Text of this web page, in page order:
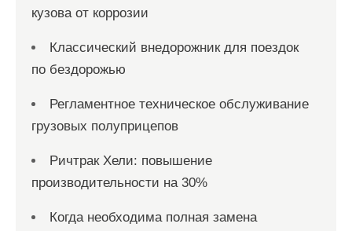
кузова от коррозии
Классический внедорожник для поездок
по бездорожью
Регламентное техническое обслуживание
грузовых полуприцепов
Ричтрак Хели: повышение
производительности на 30%
Когда необходима полная замена